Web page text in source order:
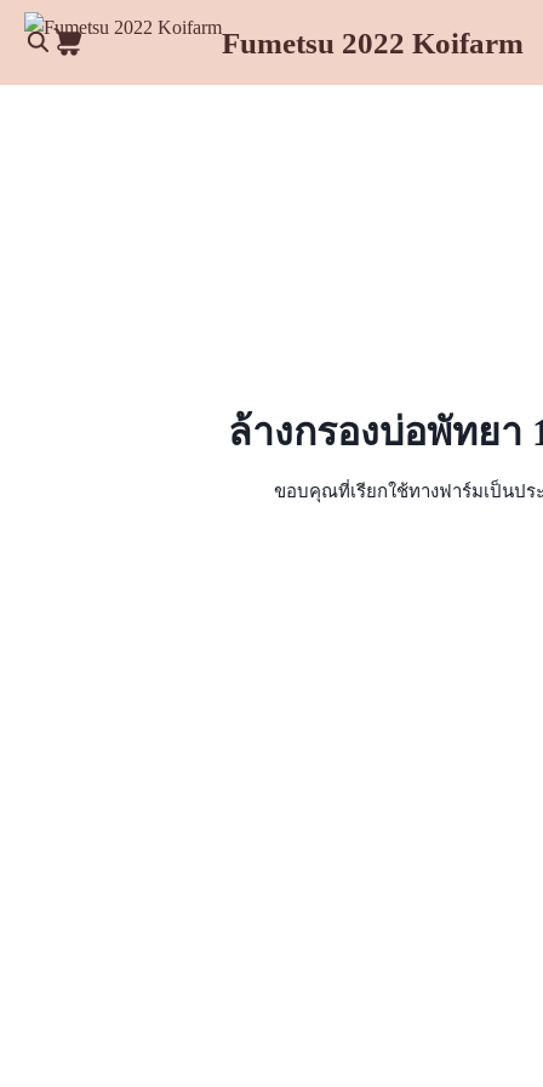
Skip
Fumetsu 2022 Koifarm
ล้างกรองบ่อพัทยา
ขอบคุณที่เรียกใช้ทางฟาร์มเป็นปร